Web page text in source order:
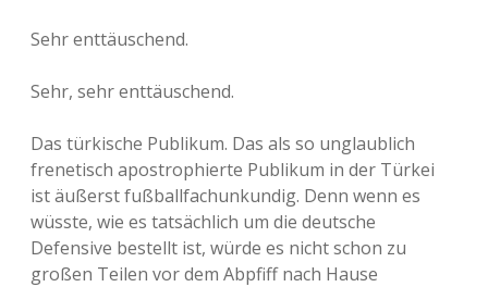
Sehr enttäuschend.
Sehr, sehr enttäuschend.
Das türkische Publikum. Das als so unglaublich
frenetisch apostrophierte Publikum in der Türkei
ist äußerst fußballfachunkundig. Denn wenn es
wüsste, wie es tatsächlich um die deutsche
Defensive bestellt ist, würde es nicht schon zu
großen Teilen vor dem Abpfiff nach Hause